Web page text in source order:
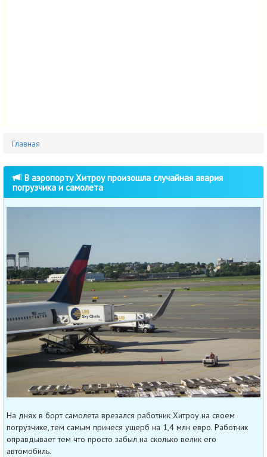
Главная
В аэропорту Хитроу произошла случайная авария
погрузчика и самолета
На днях в борт самолета врезался работник Хитроу на своем
погрузчике, тем самым принеся ущерб на 1,4 млн евро. Работник
оправдывает тем что просто забыл на сколько велик его
автомобиль.